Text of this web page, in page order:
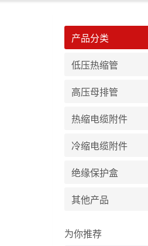
产品分类
低压热缩管
高压母排管
热缩电缆附件
冷缩电缆附件
绝缘保护盒
其他产品
为你推荐